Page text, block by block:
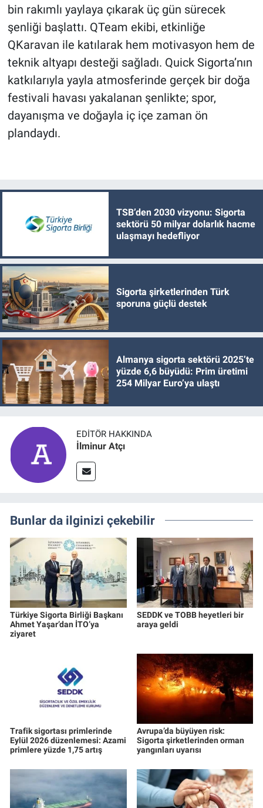
bin rakımlı yaylaya çıkarak üç gün sürecek
şenliği başlattı. QTeam ekibi, etkinliğe
QKaravan ile katılarak hem motivasyon hem de
teknik altyapı desteği sağladı. Quick Sigorta’nın
katkılarıyla yayla atmosferinde gerçek bir doğa
festivali havası yakalanan şenlikte; spor,
dayanışma ve doğayla iç içe zaman ön
plandaydı.
TSB’den 2030 vizyonu: Sigorta
sektörü 50 milyar dolarlık hacme
ulaşmayı hedefliyor
Sigorta şirketlerinden Türk
sporuna güçlü destek
Almanya sigorta sektörü 2025’te
yüzde 6,6 büyüdü: Prim üretimi
254 Milyar Euro’ya ulaştı
EDITÖR HAKKINDA
İlminur Atçı
Bunlar da ilginizi çekebilir
Türkiye Sigorta Birliği Başkanı
Ahmet Yaşar’dan İTO’ya
ziyaret
SEDDK ve TOBB heyetleri bir
araya geldi
Trafik sigortası primlerinde
Eylül 2026 düzenlemesi: Azami
primlere yüzde 1,75 artış
Avrupa’da büyüyen risk:
Sigorta şirketlerinden orman
yangınları uyarısı